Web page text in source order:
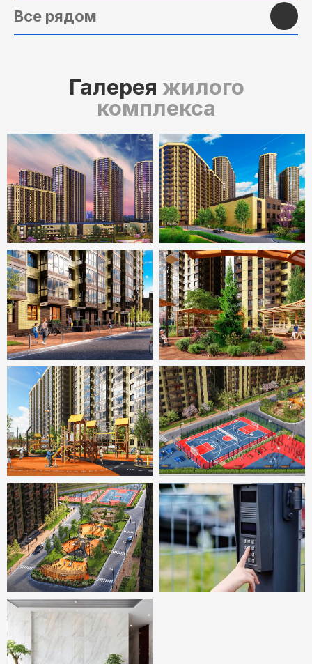
Все рядом
2 кв. 2025 - 4 кв. 2027
г.Ростов-на-Дону, Советский
мкр. Западный
Подробнее
2 кв. 2025
Г. Ростов-на-Дону,
Центр
Подробнее
Смотреть все варианты ЖК
Контакты
Работаем с ПН-ПТ до 20:00
+7 (863) 333-30-86
info@lumenestate.ru
Социальные сети
Ведем профессиональный аккаунт и делимся
своими знаниями в социальных сетях
Адрес